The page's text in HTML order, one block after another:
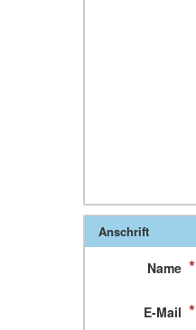
Anschrift
Name *
E-Mail *